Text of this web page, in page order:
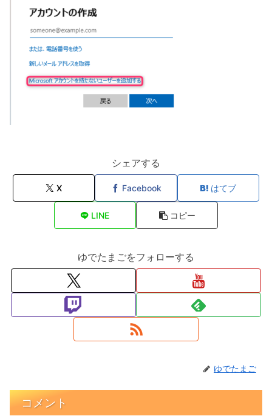
シェアする
X Facebook はてブ
LINE コピー
ゆでたまごをフォローする
ゆでたまご
コメント